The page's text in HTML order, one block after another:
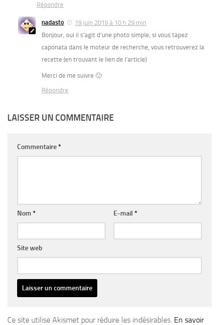
Répondre
nadasto
19 juin 2019 à 10 h 29 min
Bonjour, oui il s’agit d’une photo simple; si vous tapez
caponata dans le moteur de recherche, vous retrouverez la
recette (en trouvant le lien de l’article)
Merci de me suivre 🙂
Répondre
LAISSER UN COMMENTAIRE
Commentaire*
Nom * E-mail *
Site web
Ce site utilise Akismet pour réduire les indésirables. En savoir